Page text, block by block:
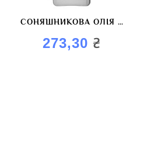
CОНЯШНИКОВА ОЛІЯ З
АРОМАТОМ “ХРІНА”
ROYAL OIL
273,30 ₴